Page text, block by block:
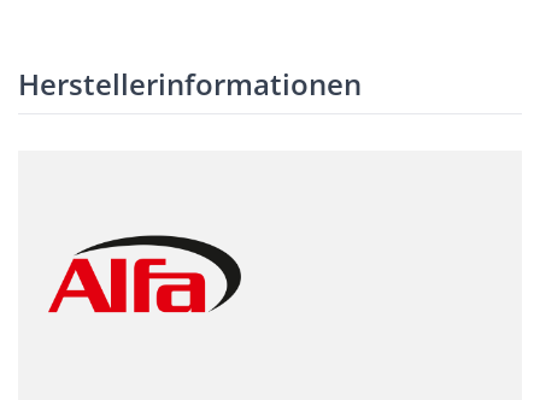
Herstellerinformationen